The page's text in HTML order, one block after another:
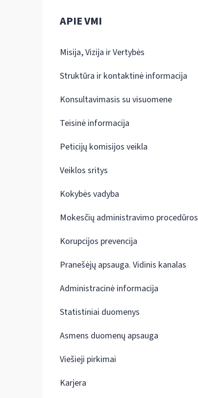
APIE VMI
Misija, Vizija ir Vertybės
Struktūra ir kontaktinė informacija
Konsultavimasis su visuomene
Teisinė informacija
Peticijų komisijos veikla
Veiklos sritys
Kokybės vadyba
Mokesčių administravimo procedūros
Korupcijos prevencija
Pranešėjų apsauga. Vidinis kanalas
Administracinė informacija
Statistiniai duomenys
Asmens duomenų apsauga
Viešieji pirkimai
Karjera